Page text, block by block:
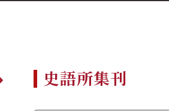
史語所集刊